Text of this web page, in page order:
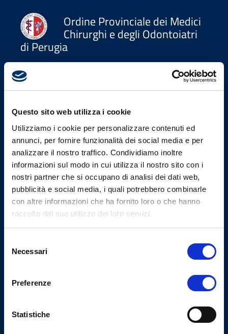
Questo sito web utilizza i cookie
Utilizziamo i cookie per personalizzare contenuti ed
annunci, per fornire funzionalità dei social media e per
analizzare il nostro traffico. Condividiamo inoltre
informazioni sul modo in cui utilizza il nostro sito con i
nostri partner che si occupano di analisi dei dati web,
pubblicità e social media, i quali potrebbero combinarle
con altre informazioni che ha fornito loro o che hanno
raccolto dal suo utilizzo dei loro servizi.
delNecessari
Preferenze
Statistiche
Ordine Provinciale dei Medici
Chirurghi e degli Odontoiatri
di Perugia
Uffici
Indirizzo
Perugia
tel
(+39) 075.5000214
fax
(+39) 075.5153012
Linee Guida